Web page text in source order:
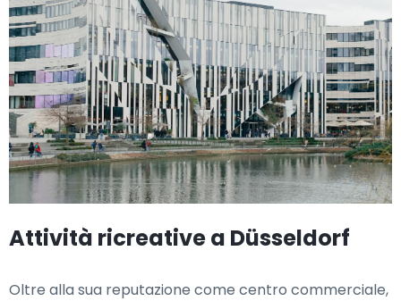
Attività ricreative a Düsseldorf
Oltre alla sua reputazione come centro commerciale,